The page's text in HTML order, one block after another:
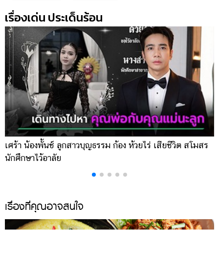
เรื่องเด่น ประเด็นร้อน
เศร้า น้องพั้นช์ ลูกสาวบุญธรรม ก้อง ห้วยไร่ เสียชีวิต สโมสร
นักศึกษาไว้อาลัย
เรื่องที่คุณอาจสนใจ